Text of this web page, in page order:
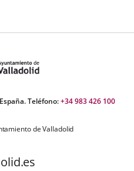
Teléfono:+34 983 426 100
de Valladolid